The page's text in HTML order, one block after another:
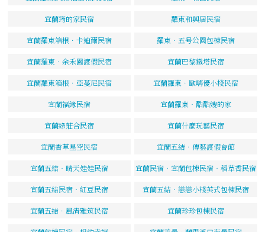
宜蘭筠的家民宿 羅東和興居民宿
宜蘭羅東箱根．卡迪爾民宿 羅東．五号公園包棟民宿
宜蘭羅東．余禾園渡假民宿 宜蘭巴黎鐵塔民宿
宜蘭羅東箱根．亞蔓尼民宿 宜蘭羅東．歐嗨優小棧民宿
宜蘭福緣民宿 宜蘭羅東‧酷酷嫂的家
宜蘭綠莊合民宿 宜蘭什麼玩藝民宿
宜蘭香草星空民宿 宜蘭五結．傳藝渡假會館
宜蘭五結‧晴天娃娃民宿 宜蘭民宿‧宜蘭包棟民宿‧稻草香民宿
宜蘭五結民宿‧紅豆民宿 宜蘭五結‧戀戀小棧英式包棟民宿
宜蘭五結．風清雅筑民宿 宜蘭珍珍包棟民宿